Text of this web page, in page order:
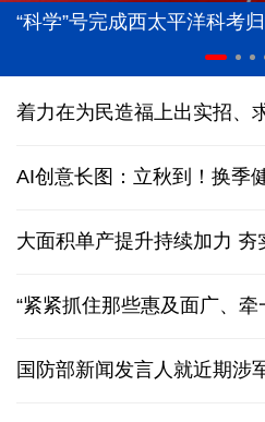
“科学”号完成西太平洋科考
着力在为民造福上出实招、
AI创意长图：立秋到！换季
大面积单产提升持续加力 夯
“紧紧抓住那些惠及面广、
国防部新闻发言人就近期涉